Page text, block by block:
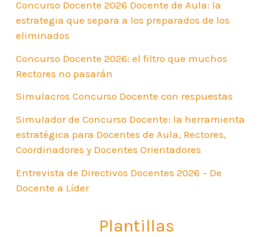
Concurso Docente 2026 Docente de Aula: la
estrategia que separa a los preparados de los
eliminados
Concurso Docente 2026: el filtro que muchos
Rectores no pasarán
Simulacros Concurso Docente con respuestas
Simulador de Concurso Docente: la herramienta
estratégica para Docentes de Aula, Rectores,
Coordinadores y Docentes Orientadores
Entrevista de Directivos Docentes 2026 – De
Docente a Líder
Plantillas